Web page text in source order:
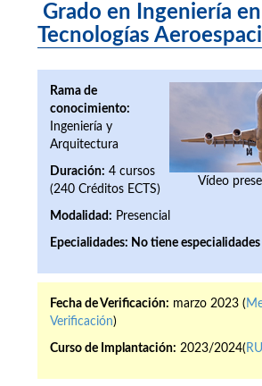
Grado en Ingeniería en
Tecnologías
Vídeo
Rama de
conocimiento:
Ingeniería y
Arquitectura
Duración: 4 cursos
(240 Créditos ECTS)
Modalidad: Presencial
Epecialidades: No tiene especialidades
Fecha de Verificación: marzo 2023 (
Verificación)
Curso de Implantación: 2023/2024(